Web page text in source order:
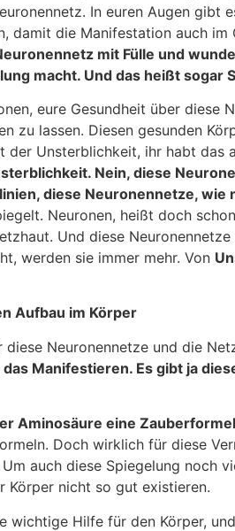
In euren Augen
damit die Manifestation auch
mit Fülle und
macht. Und das heißt sogar
eure Gesundheit über diese
zu lassen. Diesen gesunden
Unsterblichkeit, ihr habt
Nein, diese
diese Neuronennetze,
Neuronen, heißt doch
Und diese
werden sie immer mehr. Von
Aufbau im Körper
Neuronennetze und die
Manifestieren. Es gibt ja
Aminosäure eine
Doch wirklich für diese
auch diese Spiegelung noch
Körper nicht so gut existieren.
wichtige Hilfe für den Körper,